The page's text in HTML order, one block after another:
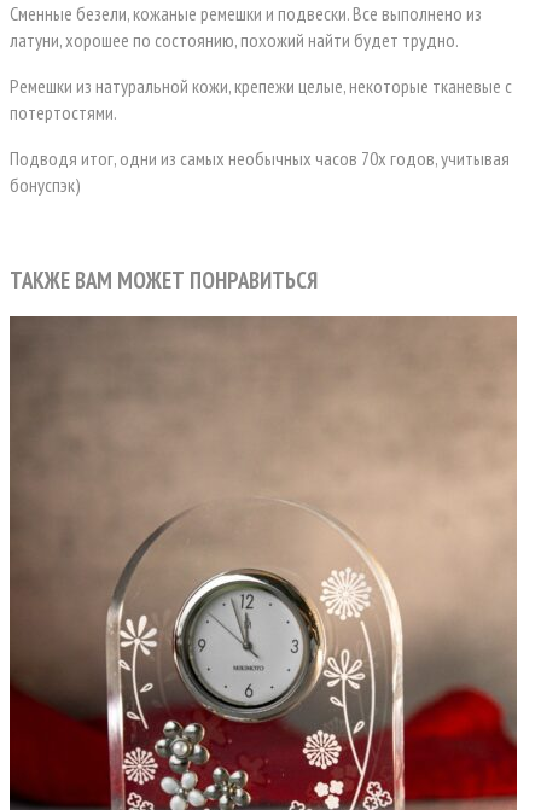
Сменные безели, кожаные ремешки и подвески. Все выполнено из
латуни, хорошее по состоянию, похожий найти будет трудно.
Ремешки из натуральной кожи, крепежи целые, некоторые тканевые с
потертостями.
Подводя итог, одни из самых необычных часов 70х годов, учитывая
бонуспэк)
ТАКЖЕ ВАМ МОЖЕТ ПОНРАВИТЬСЯ